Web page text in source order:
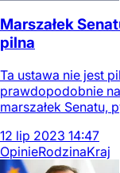
Marszałek
pilna
Ta ustawa nie jest
prawdopodobnie
marszałek Senatu,
12 lip 2023 14:47
OpinieRodzinaKraj